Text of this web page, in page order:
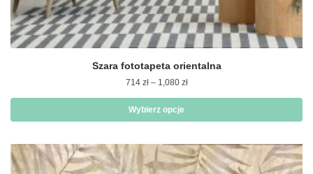
Szara fototapeta orientalna
714 zł – 1,080 złZakres
714 zł
1,080 zł
Wybierz opcje
produkt
ma